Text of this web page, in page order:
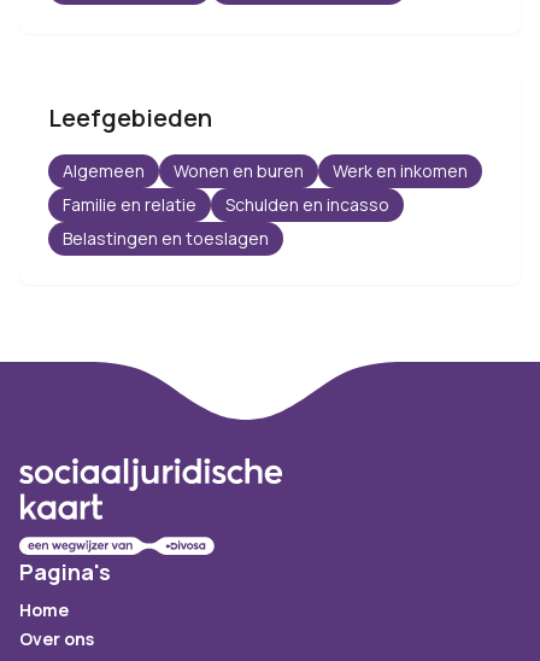
Leefgebieden
Algemeen Wonen en buren
Werk en inkomen
Familie en relatie
Schulden en incasso
Belastingen en toeslagen
Pagina's
Home
Over ons